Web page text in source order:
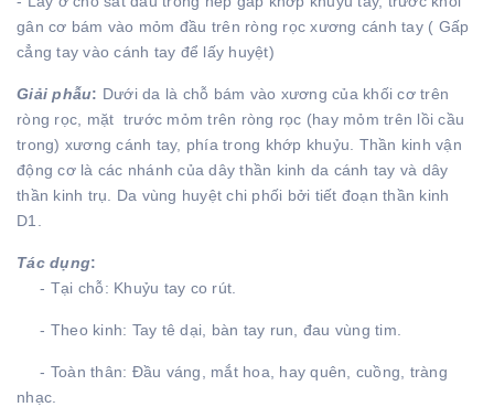
gân cơ bám vào mỏm đầu trên ròng rọc xương cánh tay ( Gấp
cẳng tay vào cánh tay để lấy huyệt)
Giải phẫu: Dưới da là chỗ bám vào xương của khối cơ trên
ròng rọc, mặt trước mỏm trên ròng rọc (hay mỏm trên lồi cầu
trong) xương cánh tay, phía trong khớp khuỷu. Thần kinh vận
động cơ là các nhánh của dây thần kinh da cánh tay và dây
thần kinh trụ. Da vùng huyệt chi phối bởi tiết đoạn thần kinh
D1.
Tác dụng:
- Tại chỗ: Khuỷu tay co rút.
- Theo kinh: Tay tê dại, bàn tay run, đau vùng tim.
- Toàn thân: Đầu váng, mắt hoa, hay quên, cuồng, tràng
nhạc.